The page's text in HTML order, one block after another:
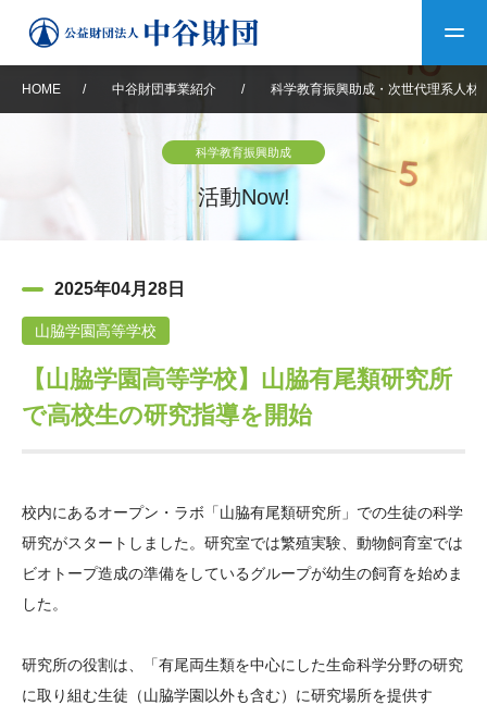
中谷財団について
設立趣意書
沿革 40年史デジタルブック
中谷財団40年史
役員・評議員 公開情報
年報一覧 中谷財団レポート
中谷財団事業紹介
神戸賞 長期大型研究助成
大学院生奨学金
国際学生交流プログラ
ム
科学教育振興助成・
ログラム助成
中谷財団動画紹介
その他情報
アクセス よくあるご質問
サイトマップ
日本語 English
HOME / 中谷財団事業紹介 / 科学教育振興助成・次世代理系人材
科学教育振興助成
活動Now!
2025年04月28日
山脇学園高等学校
【山脇学園高等学校】山脇有尾類研究所
で高校生の研究指導を開始
校内にあるオープン・ラボ「山脇有尾類研究所」での生徒の科学
研究がスタートしました。研究室では繁殖実験、動物飼育室では
ビオトープ造成の準備をしているグループが幼生の飼育を始めま
した。
研究所の役割は、「有尾両生類を中心にした生命科学分野の研究
に取り組む生徒（山脇学園以外も含む）に研究場所を提供す